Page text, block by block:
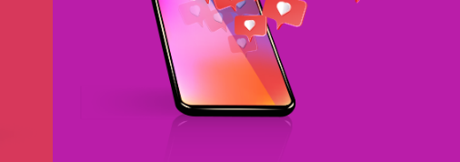
#générateurdelikes